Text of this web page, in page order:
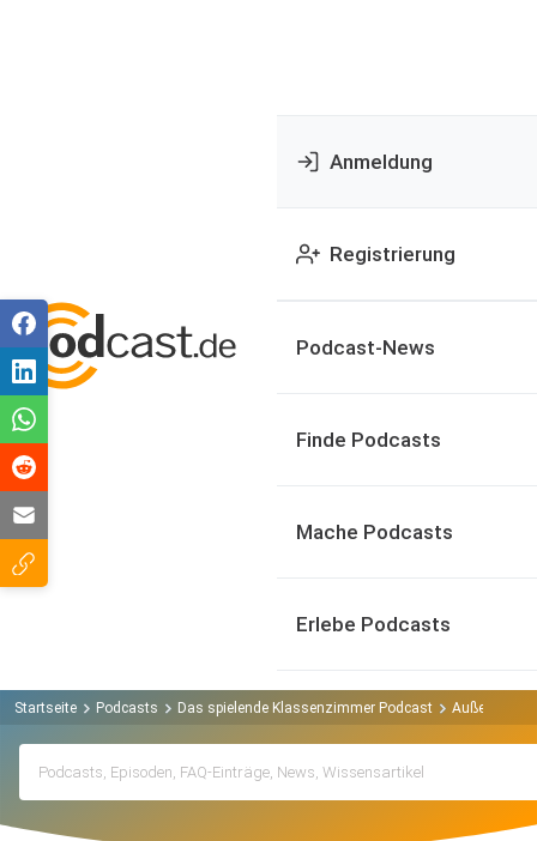
Anmeldung
Registrierung
Podcast-News
Finde Podcasts
Mache Podcasts
Erlebe Podcasts
Startseite Podcasts Das spielende Klassenzimmer Podcast